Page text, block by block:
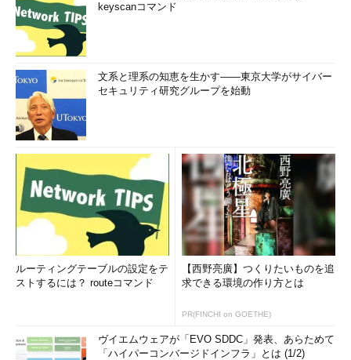
keyscanコマンド
文系と理系の知恵を生かす――東京大学がサイバー
セキュリティ研究グループを始動
ルーティングテーブルの設定をテ
ストするには？ routeコマンド
【西野亮廣】つくりたいものを追
求できる環境の作り方とは
PR(FINCHI on GOETHE)
ヴイエムウェアが「EVO SDDC」発表、あらためて
「ハイパーコンバージドインフラ」とは (1/2)